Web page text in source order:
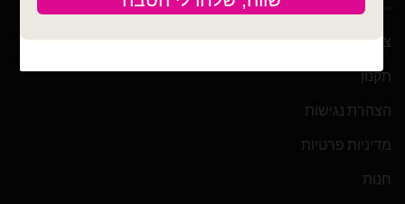
צור קשר
תקנון
הצהרת נגישות
מדיניות פרטיות
חנות